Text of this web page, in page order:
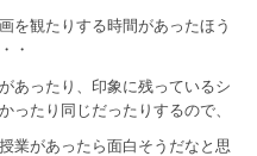
を観たりする時間があったほう
・
あったり、印象に残っているシ
ったり同じだったりするので、
業があったら面白そうだなと思